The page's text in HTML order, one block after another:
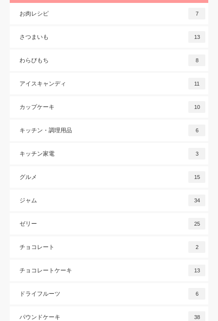
お肉レシピ 7
さつまいも 13
わらびもち 8
アイスキャンディ 11
カップケーキ 10
キッチン・調理用品 6
キッチン家電 3
グルメ 15
ジャム 34
ゼリー 25
チョコレート 2
チョコレートケーキ 13
ドライフルーツ 6
パウンドケーキ 38